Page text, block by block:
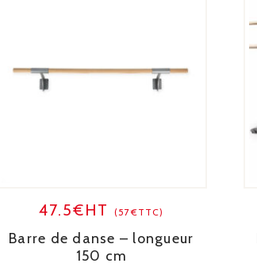
47.5€HT(57€TTC)
Barre de danse – longueur
150 cm